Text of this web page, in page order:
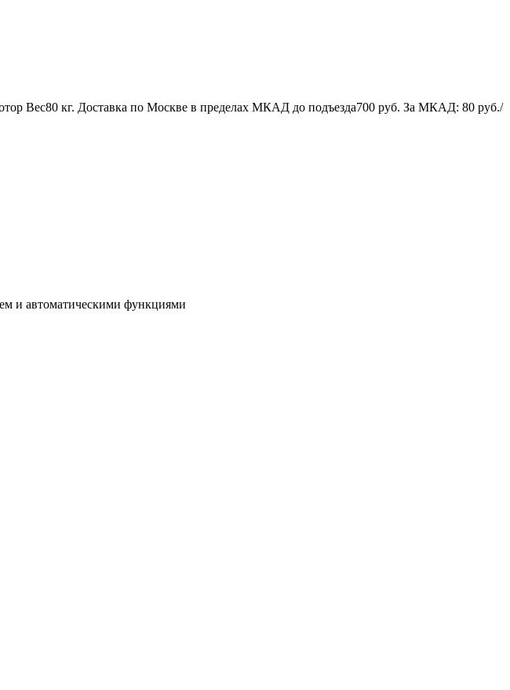
Вес80 кг. Доставка по Москве в пределах МКАД до подъезда700 руб. За МКАД: 80 руб./
и автоматическими функциями